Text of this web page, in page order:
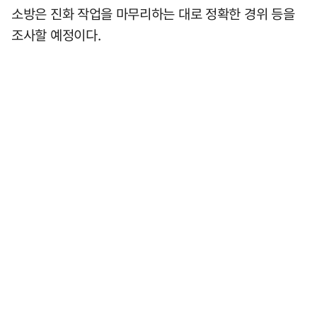
소방은 진화 작업을 마무리하는 대로 정확한 경위 등을
조사할 예정이다.